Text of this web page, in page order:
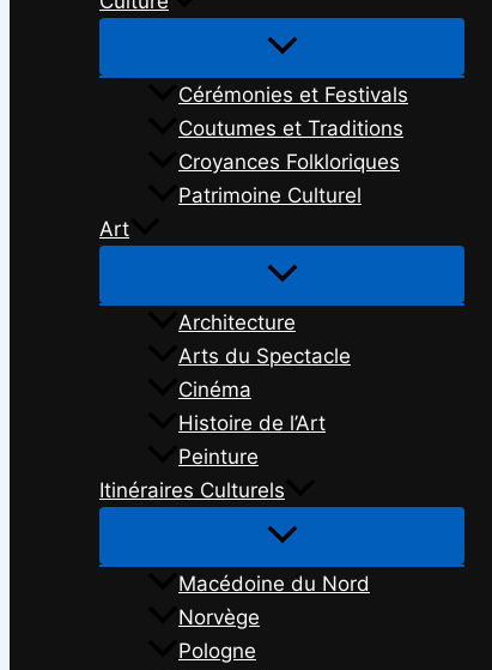
Cérémonies et Festivals
Coutumes et Traditions
Croyances Folkloriques
Patrimoine Culturel
Art
Architecture
Arts du Spectacle
Cinéma
Histoire de l’Art
Peinture
Itinéraires Culturels
Macédoine du Nord
Norvège
Pologne